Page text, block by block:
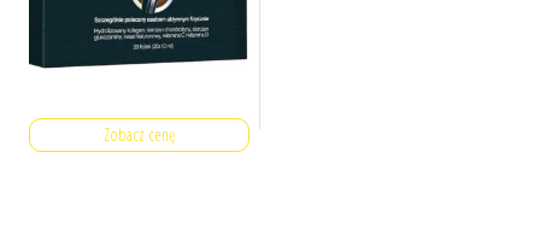
Zobacz cenę